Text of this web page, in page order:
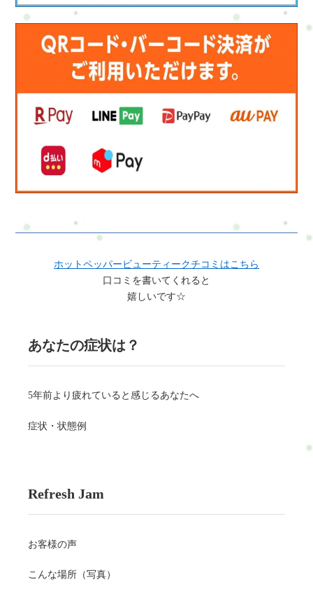
ホットペッパービューティークチコミはこちら
口コミを書いてくれると
嬉しいです☆
あなたの症状は？
5年前より疲れていると感じるあなたへ
症状・状態例
Refresh Jam
お客様の声
こんな場所（写真）